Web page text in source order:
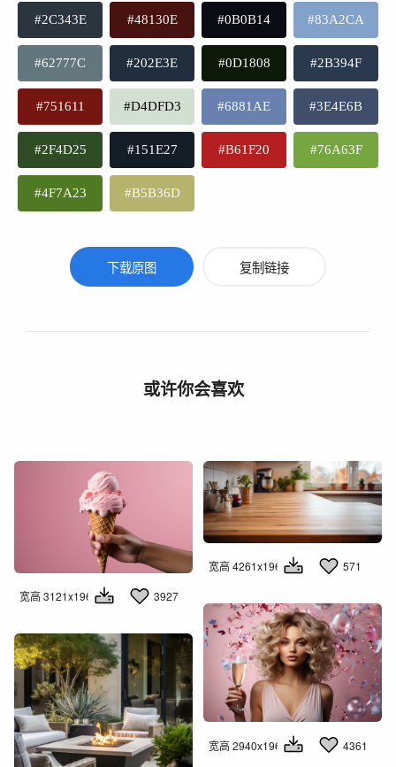
#2C343E #48130E #0B0B14 #83A2CA
#62777C #202E3E #0D1808 #2B394F
#751611 #D4DFD3 #6881AE #3E4E6B
#2F4D25 #151E27 #B61F20 #76A63F
#4F7A23 #B5B36D
下载原图 复制链接
或许你会喜欢
宽高 3121x1960 3927
宽高 4261x1960 571
宽高 2940x1960 4361